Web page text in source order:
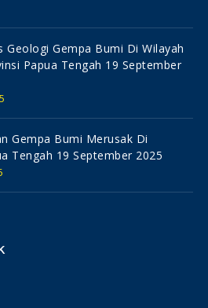
Geologi Gempa Bumi Di Wilayah
Papua Tengah 19 September
Gempa Bumi Merusak Di
Tengah 19 September 2025